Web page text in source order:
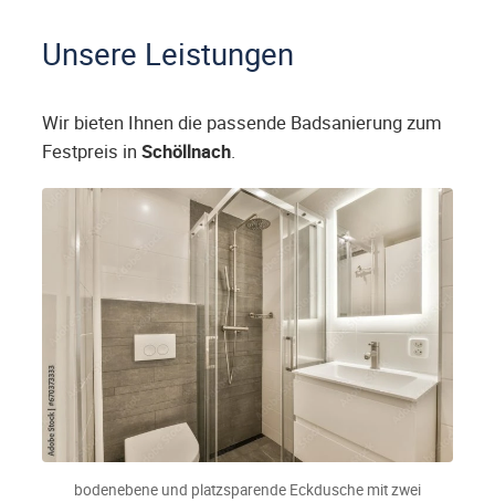
Unsere Leistungen
Wir bieten Ihnen die passende Badsanierung zum
Festpreis in Schöllnach.
bodenebene und platzsparende Eckdusche mit zwei